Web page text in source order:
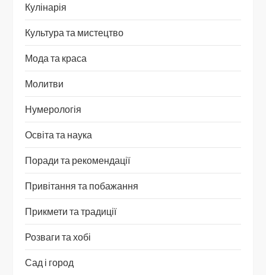
Кулінарія
Культура та мистецтво
Мода та краса
Молитви
Нумерологія
Освіта та наука
Поради та рекомендації
Привітання та побажання
Прикмети та традиції
Розваги та хобі
Сад і город